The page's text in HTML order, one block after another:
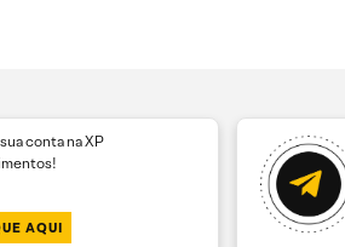
conta na XP
AQUI